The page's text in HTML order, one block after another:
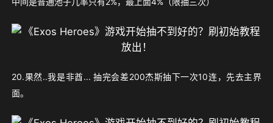
20.果然..我是非酋... 抽完会差200杰斯抽下一次10连，先去主界
面。